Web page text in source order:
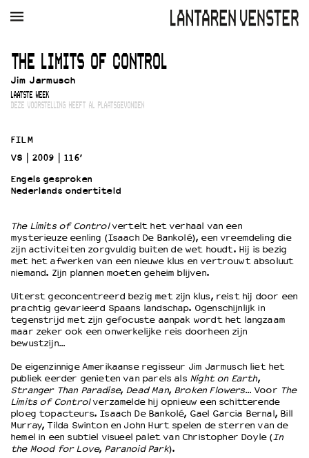
AGENDA FILM MUZIEK RESTAURANT
Winkelmandje
Zoek
Openingstijden & contact
Bereikbaarheid
Kaartverkoop
EDUCATIE
Schoolvoorstellingen
Filmprogramma’s Primair Onderwijs
Filmprogramma’s VO/MBO
Speciale educatieprogramma’s
OVER LANTARENVENSTER
Wat we doen
Werken bij
Wie is wie
Word vriend
Historie
Partners
THE LIMITS OF CONTROL
Jim Jarmusch
LAATSTE WEEK
DEZE VOORSTELLING HEEFT AL PLAATSGEVONDEN
FILM
VS
2009
116’
Engels gesproken
Nederlands ondertiteld
The Limits of Controlvertelt het verhaal van een
mysterieuze eenling (Isaach De Bankolé), een vreemdeling die
zijn activiteiten zorgvuldig buiten de wet houdt. Hij is bezig
met het afwerken van een nieuwe klus en vertrouwt absoluut
niemand. Zijn plannen moeten geheim blijven.
Uiterst geconcentreerd bezig met zijn klus, reist hij door een
prachtig gevarieerd Spaans landschap. Ogenschijnlijk in
tegenstrijd met zijn gefocuste aanpak wordt het langzaam
maar zeker ook een onwerkelijke reis doorheen zijn
bewustzijn…
De eigenzinnige Amerikaanse regisseur Jim Jarmusch liet het
publiek eerder genieten van parels als Night on Earth,
Stranger Than Paradise, Dead Man, Broken Flowers… Voor The
Limits of Controlverzamelde hij opnieuw een schitterende
ploeg topacteurs. Isaach De Bankolé, Gael Garcia Bernal, Bill
Murray, Tilda Swinton en John Hurt spelen de sterren van de
hemel in een subtiel visueel palet van Christopher Doyle (In
the Mood for Love, Paranoid Park).